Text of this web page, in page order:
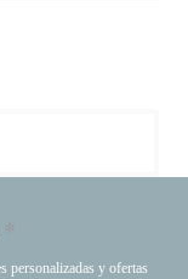
*
personalizadas y ofertas